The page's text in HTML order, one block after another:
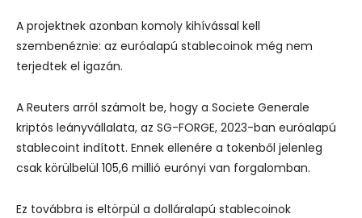
A projektnek azonban komoly kihívással kell
szembenéznie: az euróalapú stablecoinok még nem
terjedtek el igazán.
A Reuters arról számolt be, hogy a Societe Generale
kriptós leányvállalata, az SG-FORGE, 2023-ban euróalapú
stablecoint indított. Ennek ellenére a tokenből jelenleg
csak körülbelül 105,6 millió eurónyi van forgalomban.
Ez továbbra is eltörpül a dolláralapú stablecoinok